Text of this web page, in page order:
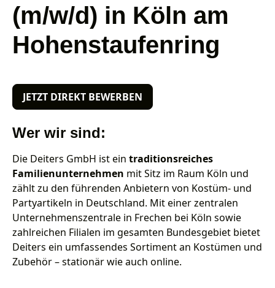
(m/w/d) in Köln am
Hohenstaufenring
JETZT DIREKT BEWERBEN
Wer wir sind:
Die Deiters GmbH ist ein traditionsreiches
Familienunternehmen mit Sitz im Raum Köln und
zählt zu den führenden Anbietern von Kostüm- und
Partyartikeln in Deutschland. Mit einer zentralen
Unternehmenszentrale in Frechen bei Köln sowie
zahlreichen Filialen im gesamten Bundesgebiet bietet
Deiters ein umfassendes Sortiment an Kostümen und
Zubehör – stationär wie auch online.